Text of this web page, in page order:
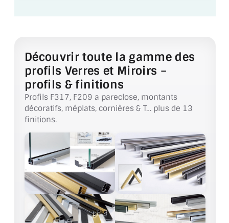
VERRE FEUILLETÉ/TREMPÉ
DALLE DE SOL EN VERRE
PORTE EN VERRE
GARDE CORPS EN VERRE
VERRIÈRE TYPE ATELIER
VERRES TEXTURÉS
PLEXIGLAS PMMA
Découvrir toute la gamme des
profils Verres et Miroirs –
profils & finitions
Profils F317, F209 a pareclose, montants
décoratifs, méplats, cornières & T… plus de 13
finitions.